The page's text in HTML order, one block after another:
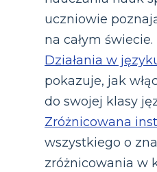
uczniowie
na całym świecie.
Działania w
pokazuje, jak
do swojej klasy
Zróżnicowana
wszystkiego o
zróżnicowania w